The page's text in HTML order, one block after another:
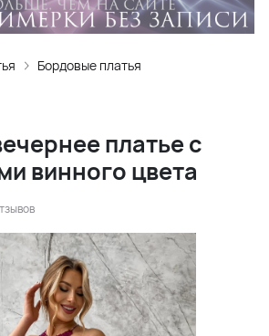
Бордовые платья
платье с
винного цвета